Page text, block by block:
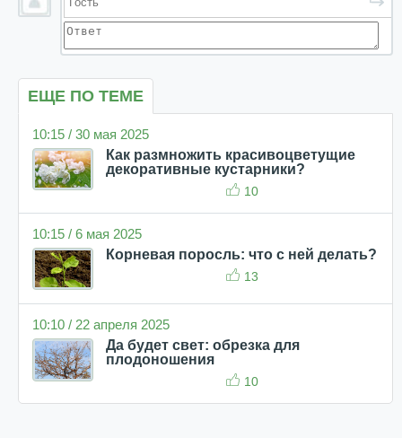
ЕЩЕ ПО ТЕМЕ
10:15 / 30 мая 2025
Как размножить красивоцветущие
декоративные кустарники?
10
10:15 / 6 мая 2025
Корневая поросль: что с ней делать?
13
10:10 / 22 апреля 2025
Да будет свет: обрезка для
плодоношения
10